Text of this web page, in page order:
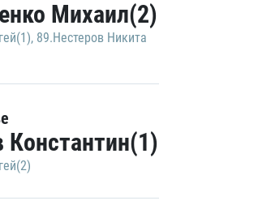
Михаил(2)
, 89.Нестеров Никита
Константин(1)